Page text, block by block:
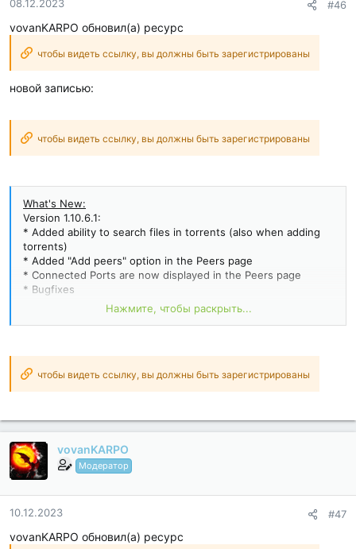
08.12.2023 #46
vovanKARPO обновил(а) ресурс
чтобы видеть ссылку, вы должны быть зарегистрированы
новой записью:
чтобы видеть ссылку, вы должны быть зарегистрированы
What's New:
Version 1.10.6.1:
* Added ability to search files in torrents (also when adding
torrents)
* Added "Add peers" option in the Peers page
* Connected Ports are now displayed in the Peers page
* Bugfixes
Optimized and zipaligned graphics and cleaned resources for
fast load;
Debug code...
Нажмите, чтобы раскрыть...
чтобы видеть ссылку, вы должны быть зарегистрированы
vovanKARPO
Модератор
10.12.2023 #47
vovanKARPO обновил(а) ресурс